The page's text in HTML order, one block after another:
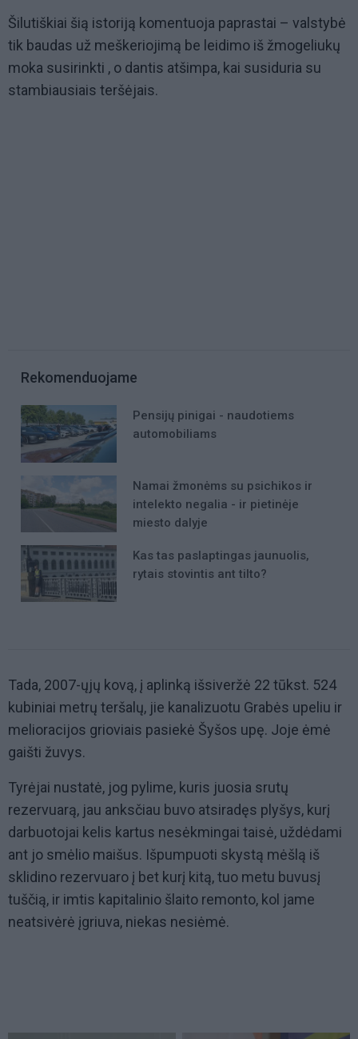
Šilutiškiai šią istoriją komentuoja paprastai – valstybė
tik baudas už meškeriojimą be leidimo iš žmogeliukų
moka susirinkti , o dantis atšimpa, kai susiduria su
stambiausiais teršėjais.
Rekomenduojame
Pensijų pinigai - naudotiems
automobiliams
Namai žmonėms su psichikos ir
intelekto negalia - ir pietinėje
miesto dalyje
Kas tas paslaptingas jaunuolis,
rytais stovintis ant tilto?
Tada, 2007-ųjų kovą, į aplinką išsiveržė 22 tūkst. 524
kubiniai metrų teršalų, jie kanalizuotu Grabės upeliu ir
melioracijos grioviais pasiekė Šyšos upę. Joje ėmė
gaišti žuvys.
Tyrėjai nustatė, jog pylime, kuris juosia srutų
rezervuarą, jau anksčiau buvo atsiradęs plyšys, kurį
darbuotojai kelis kartus nesėkmingai taisė, uždėdami
ant jo smėlio maišus. Išpumpuoti skystą mėšlą iš
sklidino rezervuaro į bet kurį kitą, tuo metu buvusį
tuščią, ir imtis kapitalinio šlaito remonto, kol jame
neatsivėrė įgriuva, niekas nesiėmė.